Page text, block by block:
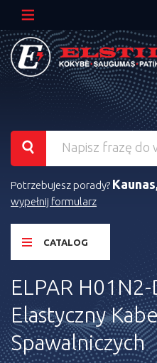
Potrzebujesz porady?
wypełnij formularz
CATALOG
ELPAR
Elastyczny
Spawalniczych